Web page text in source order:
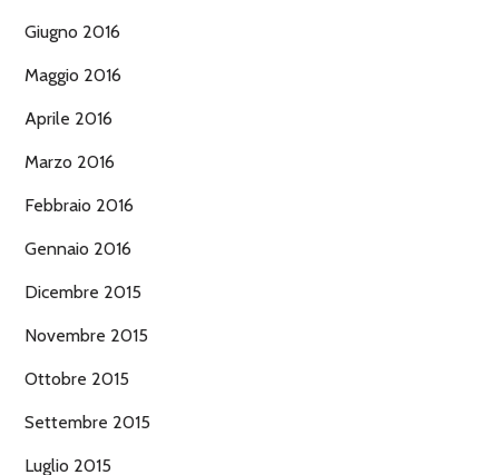
Giugno 2016
Maggio 2016
Aprile 2016
Marzo 2016
Febbraio 2016
Gennaio 2016
Dicembre 2015
Novembre 2015
Ottobre 2015
Settembre 2015
Luglio 2015